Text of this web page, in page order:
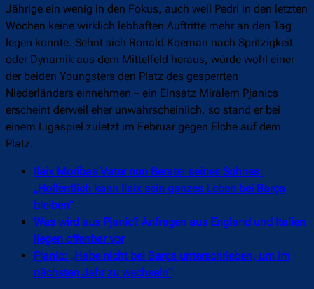
Jährige ein wenig in den Fokus, auch weil Pedri in den letzten
Wochen keine wirklich lebhaften Auftritte mehr an den Tag
legen konnte. Sehnt sich Ronald Koeman nach Spritzigkeit
oder Dynamik aus dem Mittelfeld heraus, würde wohl einer
der beiden Youngsters den Platz des gesperrten
Niederländers einnehmen – ein Einsatz Miralem Pjanics
erscheint derweil eher unwahrscheinlich, so stand er bei
einem Ligaspiel zuletzt im Februar gegen Elche auf dem
Platz.
Ilaix Moribas Vater nun Berater seines Sohnes:
„Hoffentlich kann Ilaix sein ganzes Leben bei Barça
bleiben“
Was wird aus Pjanic? Anfragen aus England und Italien
liegen offenbar vor
Pjanic: „Habe nicht bei Barça unterschrieben, um im
nächsten Jahr zu wechseln“